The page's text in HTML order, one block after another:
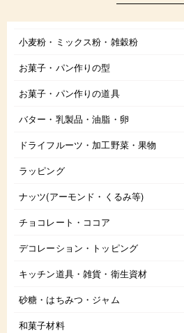
小麦粉・ミックス粉・雑穀粉
お菓子・パン作りの型
お菓子・パン作りの道具
バター・乳製品・油脂・卵
ドライフルーツ・加工野菜・果物
ラッピング
ナッツ(アーモンド・くるみ等)
チョコレート・ココア
デコレーション・トッピング
キッチン道具・雑貨・衛生資材
砂糖・はちみつ・ジャム
和菓子材料